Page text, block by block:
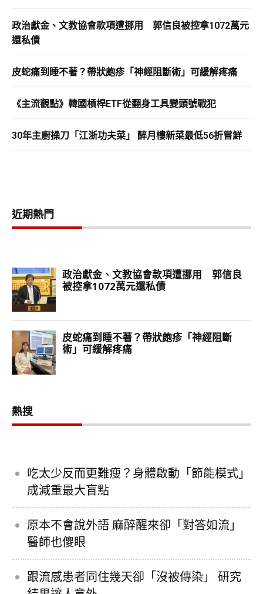
政治獻金、文教協會款項遭挪用 郭信良被控拿1072萬元
還私債
皮蛇痛到睡不著？帶狀皰疹「神經阻斷術」可緩解疼痛
《主流觀點》韓國槓桿ETF從翻身工具變頭號戰犯
30年主廚操刀「江浙功夫菜」 醉月樓新菜最低56折嘗鮮
近期熱門
熱搜
吃太少反而更難瘦？身體啟動「節能模式」
成減重最大盲點
原本不會說外語 麻醉醒來卻「對答如流」
醫師也傻眼
跟流感患者同住幾天卻「沒被傳染」 研究